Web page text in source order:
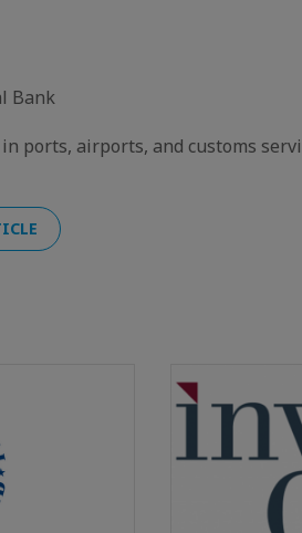
Bank
ports, airports, and customs